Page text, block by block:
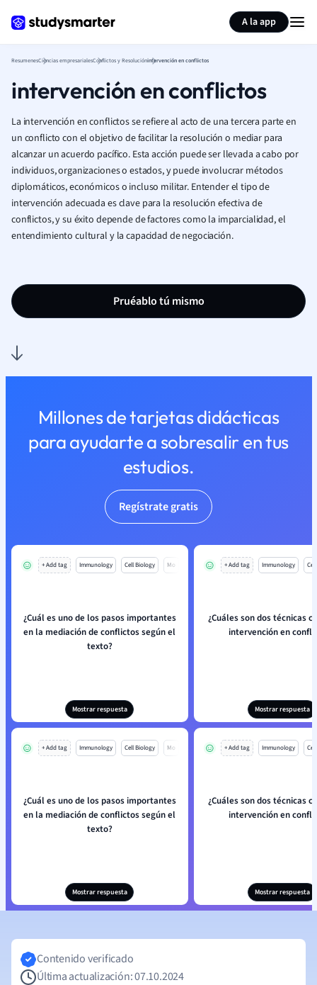
A la app
ResumenesCiencias empresarialesConflictos y Resoluciónintervención en conflictos
intervención en conflictos
La intervención en conflictos se refiere al acto de una tercera parte en
un conflicto con el objetivo de facilitar la resolución o mediar para
alcanzar un acuerdo pacífico. Esta acción puede ser llevada a cabo por
individuos, organizaciones o estados, y puede involucrar métodos
diplomáticos, económicos o incluso militar. Entender el tipo de
intervención adecuada es clave para la resolución efectiva de
conflictos, y su éxito depende de factores como la imparcialidad, el
entendimiento cultural y la capacidad de negociación.
Pruéablo tú mismo
Millones de tarjetas didácticas
para ayudarte a sobresalir en tus
estudios.
Regístrate gratis
+ Add tag Immunology Cell Biology Mo
¿Cuál es uno de los pasos importantes
en la mediación de conflictos según el
texto?
Mostrar respuesta
+ Add tag Immunology
¿Cuáles son dos técnicas
intervención en
Mostrar respuesta
+ Add tag Immunology Cell Biology Mo
¿Cuál es uno de los pasos importantes
en la mediación de conflictos según el
texto?
Mostrar respuesta
+ Add tag Immunology
¿Cuáles son dos técnicas
intervención en
Mostrar respuesta
Resumir página
Contenido verificado
Última actualización: 07.10.2024